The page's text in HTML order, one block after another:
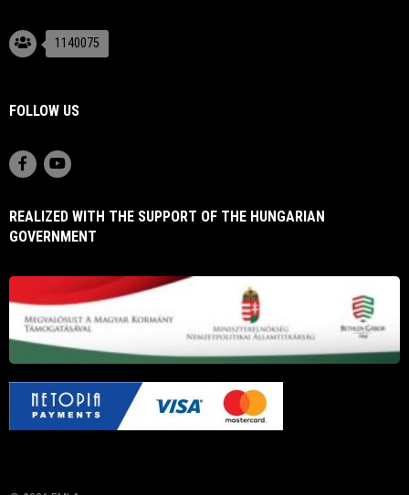
1140075
FOLLOW US
REALIZED WITH THE SUPPORT OF THE HUNGARIAN
GOVERNMENT